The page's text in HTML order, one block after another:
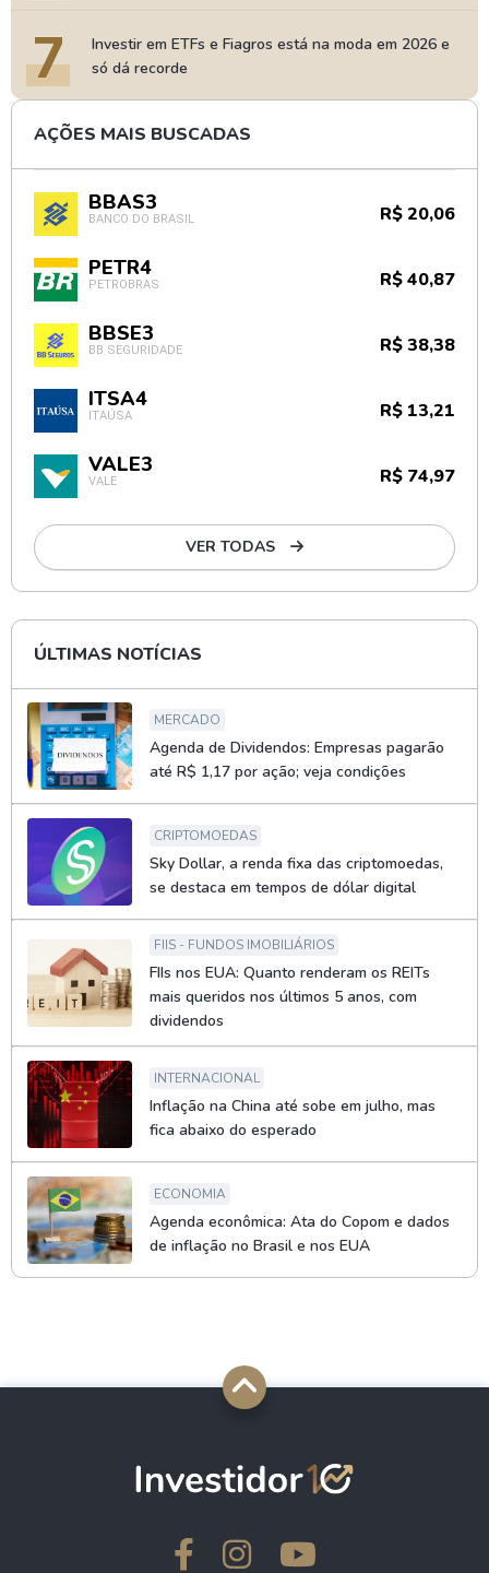
7
Investir em ETFs e Fiagros está na moda em 2026 e
só dá recorde
AÇÕES MAIS BUSCADAS
BBAS3
BANCO DO BRASIL R$ 20,06
PETR4
PETROBRAS R$ 40,87
BBSE3
BB SEGURIDADE R$ 38,38
ITSA4
ITAÚSA R$ 13,21
VALE3
VALE R$ 74,97
VER TODAS
ÚLTIMAS NOTÍCIAS
MERCADO
Agenda de Dividendos: Empresas pagarão
até R$ 1,17 por ação; veja condições
CRIPTOMOEDAS
Sky Dollar, a renda fixa das criptomoedas,
se destaca em tempos de dólar digital
FIIS - FUNDOS IMOBILIÁRIOS
FIIs nos EUA: Quanto renderam os REITs
mais queridos nos últimos 5 anos, com
dividendos
INTERNACIONAL
Inflação na China até sobe em julho, mas
fica abaixo do esperado
ECONOMIA
Agenda econômica: Ata do Copom e dados
de inflação no Brasil e nos EUA